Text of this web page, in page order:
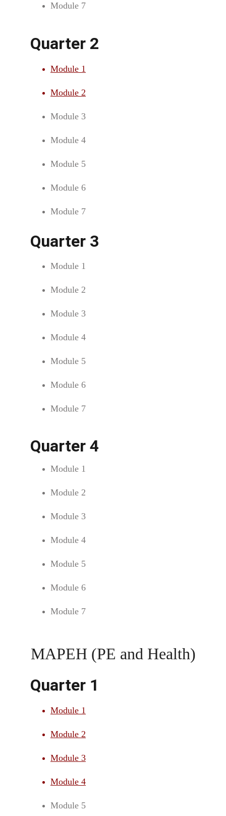
Quarter 2
Quarter 3
Quarter 4
Module 7
Module 1
Module 2
Module 3
Module 4
Module 5
Module 6
Module 7
Module 1
Module 2
Module 3
Module 4
Module 5
Module 6
Module 7
Module 1
Module 2
Module 3
Module 4
Module 5
Module 6
Module 7
MAPEH (PE and Health)
Quarter 1
Module 1
Module 2
Module 3
Module 4
Module 5